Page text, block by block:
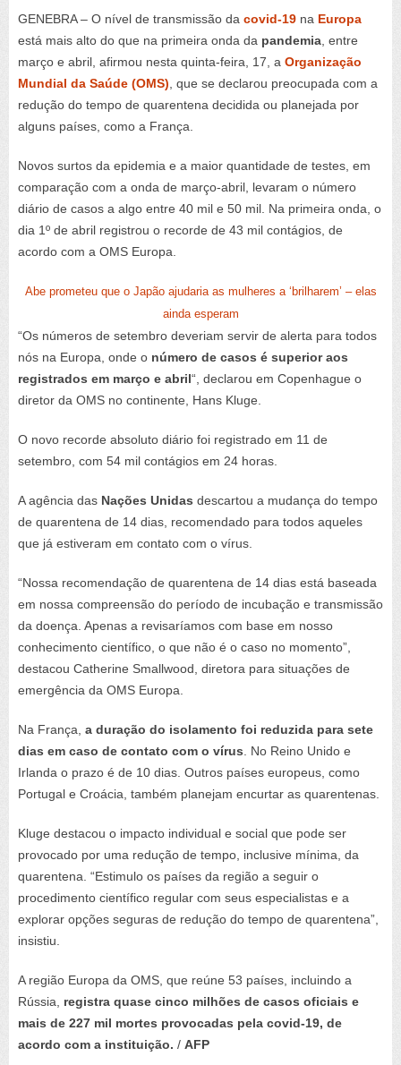
GENEBRA – O nível de transmissão da covid-19 na Europa
está mais alto do que na primeira onda da pandemia, entre
março e abril, afirmou nesta quinta-feira, 17, a Organização
Mundial da Saúde (OMS), que se declarou preocupada com a
redução do tempo de quarentena decidida ou planejada por
alguns países, como a França.
Novos surtos da epidemia e a maior quantidade de testes, em
comparação com a onda de março-abril, levaram o número
diário de casos a algo entre 40 mil e 50 mil. Na primeira onda, o
dia 1º de abril registrou o recorde de 43 mil contágios, de
acordo com a OMS Europa.
Abe prometeu que o Japão ajudaria as mulheres a ‘brilharem’ – elas
ainda esperam
“Os números de setembro deveriam servir de alerta para todos
nós na Europa, onde o número de casos é superior aos
registrados em março e abril“, declarou em Copenhague o
diretor da OMS no continente, Hans Kluge.
O novo recorde absoluto diário foi registrado em 11 de
setembro, com 54 mil contágios em 24 horas.
A agência das Nações Unidas descartou a mudança do tempo
de quarentena de 14 dias, recomendado para todos aqueles
que já estiveram em contato com o vírus.
“Nossa recomendação de quarentena de 14 dias está baseada
em nossa compreensão do período de incubação e transmissão
da doença. Apenas a revisaríamos com base em nosso
conhecimento científico, o que não é o caso no momento”,
destacou Catherine Smallwood, diretora para situações de
emergência da OMS Europa.
Na França, a duração do isolamento foi reduzida para sete
dias em caso de contato com o vírus. No Reino Unido e
Irlanda o prazo é de 10 dias. Outros países europeus, como
Portugal e Croácia, também planejam encurtar as quarentenas.
Kluge destacou o impacto individual e social que pode ser
provocado por uma redução de tempo, inclusive mínima, da
quarentena. “Estimulo os países da região a seguir o
procedimento científico regular com seus especialistas e a
explorar opções seguras de redução do tempo de quarentena”,
insistiu.
A região Europa da OMS, que reúne 53 países, incluindo a
Rússia, registra quase cinco milhões de casos oficiais e
mais de 227 mil mortes provocadas pela covid-19, de
acordo com a instituição. / AFP